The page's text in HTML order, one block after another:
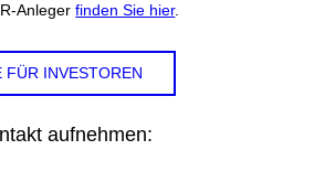
Anlegerfinden Sie hier.
FÜR INVESTOREN
aufnehmen: